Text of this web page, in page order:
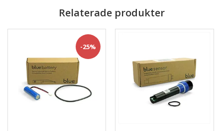
Relaterade produkter
-25%